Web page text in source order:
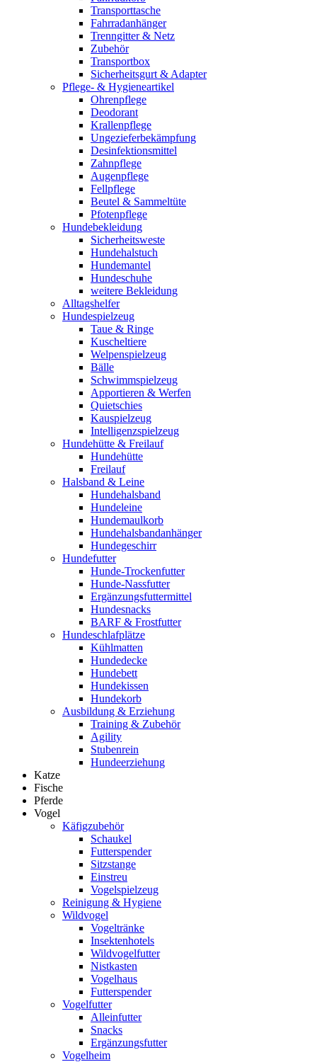
Transporttasche
Fahrradanhänger
Trenngitter & Netz
Zubehör
Transportbox
Sicherheitsgurt & Adapter
Pflege- & Hygieneartikel
Ohrenpflege
Deodorant
Krallenpflege
Ungezieferbekämpfung
Desinfektionsmittel
Zahnpflege
Augenpflege
Fellpflege
Beutel & Sammeltüte
Pfotenpflege
Hundebekleidung
Sicherheitsweste
Hundehalstuch
Hundemantel
Hundeschuhe
weitere Bekleidung
Alltagshelfer
Hundespielzeug
Taue & Ringe
Kuscheltiere
Welpenspielzeug
Bälle
Schwimmspielzeug
Apportieren & Werfen
Quietschies
Kauspielzeug
Intelligenzspielzeug
Hundehütte & Freilauf
Hundehütte
Freilauf
Halsband & Leine
Hundehalsband
Hundeleine
Hundemaulkorb
Hundehalsbandanhänger
Hundegeschirr
Hundefutter
Hunde-Trockenfutter
Hunde-Nassfutter
Ergänzungsfuttermittel
Hundesnacks
BARF & Frostfutter
Hundeschlafplätze
Kühlmatten
Hundedecke
Hundebett
Hundekissen
Hundekorb
Ausbildung & Erziehung
Training & Zubehör
Agility
Stubenrein
Hundeerziehung
Katze
Fische
Pferde
Vogel
Käfigzubehör
Schaukel
Futterspender
Sitzstange
Einstreu
Vogelspielzeug
Reinigung & Hygiene
Wildvogel
Vogeltränke
Insektenhotels
Wildvogelfutter
Nistkasten
Vogelhaus
Futterspender
Vogelfutter
Alleinfutter
Snacks
Ergänzungsfutter
Vogelheim